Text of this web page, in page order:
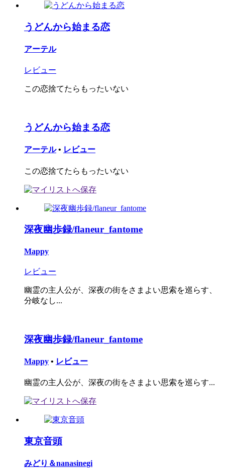
うどんから始まる恋
アーテル
レビュー
この恋捨てたらもったいない
うどんから始まる恋
アーテル • レビュー
この恋捨てたらもったいない
深夜幽歩録/flaneur_fantome
Mappy
レビュー
幽霊の主人公が、深夜の街をさまよい思索を巡らす、
分岐なし...
深夜幽歩録/flaneur_fantome
Mappy • レビュー
幽霊の主人公が、深夜の街をさまよい思索を巡らす...
東京音頭
みどり＆nanasinegi